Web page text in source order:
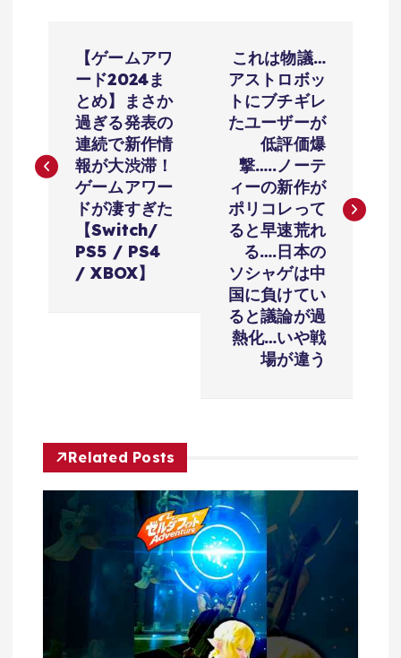
ビ
【ゲームアワ
ード2024ま
とめ】まさか
過ぎる発表の
連続で新作情
報が大渋滞！
ゲームアワー
ドが凄すぎた
【Switch/
PS5 / PS4
/ XBOX】
これは物議…
アストロボッ
トにブチギレ
たユーザーが
低評価爆
撃…..ノーテ
ィーの新作が
ポリコレって
ると早速荒れ
る….日本の
ソシャゲは中
国に負けてい
ると議論が過
熱化…いや戦
場が違う
Related Posts